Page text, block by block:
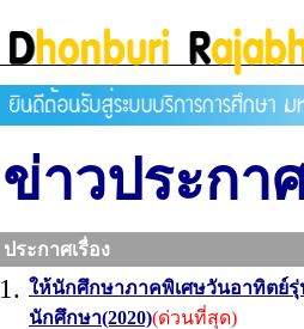
ข่าวประกา
ประกาศเรื่อง
1. ให้นักศึกษาภาคพิเศษวันอาทิตย์
นักศึกษา(2020)(ด่วนที่สุด)